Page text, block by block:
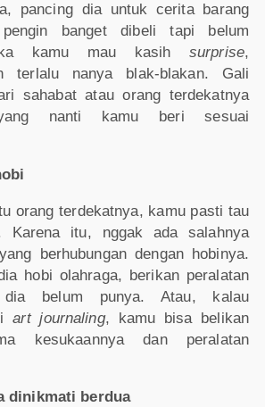
pancing dia untuk cerita barang
banget dibeli tapi belum
kamu mau kasih surprise,
terlalu nanya blak-blakan. Gali
sahabat atau orang terdekatnya
nanti kamu beri sesuai
orang terdekatnya, kamu pasti tau
itu, nggak ada salahnya
berhubungan dengan hobinya.
hobi olahraga, berikan peralatan
dia belum punya. Atau, kalau
art journaling, kamu bisa belikan
kesukaannya dan peralatan
dinikmati berdua